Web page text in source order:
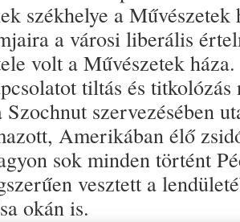
székhelye a
a városi liberális
volt a Művészetek
tiltás és
Szochnut szervezésében
Amerikában élő
sok minden történt
vesztett a
okán is.